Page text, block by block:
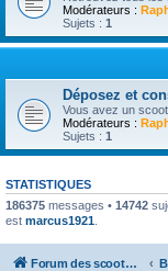
Modérateurs :
Sujets : 1
Déposez et
Vous avez un
Modérateurs :
Sujets : 1
STATISTIQUES
186375 messages • 14742
est marcus1921
Forum des scooters SYM - GTS -MAXSYM - CRUISYM - JOYMAX - Maxsym TL